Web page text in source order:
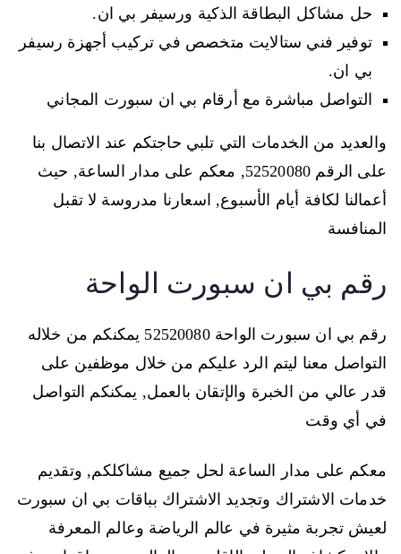
حل مشاكل البطاقة الذكية ورسيفر بي ان.
توفير فني ستالايت متخصص في تركيب أجهزة رسيفر
بي ان.
التواصل مباشرة مع أرقام بي ان سبورت المجاني
والعديد من الخدمات التي تلبي حاجتكم عند الاتصال بنا
على الرقم 52520080, معكم على مدار الساعة, حيث
أعمالنا لكافة أيام الأسبوع, اسعارنا مدروسة لا تقبل
المنافسة
رقم بي ان سبورت الواحة
رقم بي ان سبورت الواحة 52520080 يمكنكم من خلاله
التواصل معنا ليتم الرد عليكم من خلال موظفين على
قدر عالي من الخبرة والإتقان بالعمل, يمكنكم التواصل
في أي وقت
معكم على مدار الساعة لحل جميع مشاكلكم, وتقديم
خدمات الاشتراك وتجديد الاشتراك بباقات بي ان سبورت
لعيش تجربة مثيرة في عالم الرياضة وعالم المعرفة